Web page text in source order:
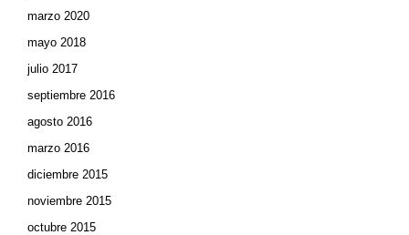
marzo 2020
mayo 2018
julio 2017
septiembre 2016
agosto 2016
marzo 2016
diciembre 2015
noviembre 2015
octubre 2015